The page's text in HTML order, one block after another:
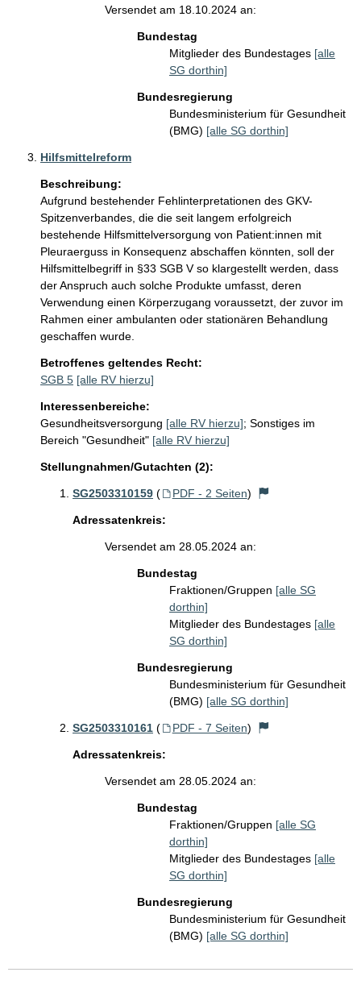
Versendet am 18.10.2024 an:
Bundestag
Mitglieder des Bundestages [alle
SG dorthin]
Bundesregierung
Bundesministerium für Gesundheit
(BMG) [alle SG dorthin]
Hilfsmittelreform
Beschreibung:
Aufgrund bestehender Fehlinterpretationen des GKV-
Spitzenverbandes, die die seit langem erfolgreich
bestehende Hilfsmittelversorgung von Patient:innen mit
Pleuraerguss in Konsequenz abschaffen könnten, soll der
Hilfsmittelbegriff in §33 SGB V so klargestellt werden, dass
der Anspruch auch solche Produkte umfasst, deren
Verwendung einen Körperzugang voraussetzt, der zuvor im
Rahmen einer ambulanten oder stationären Behandlung
geschaffen wurde.
Betroffenes geltendes Recht:
SGB 5 [alle RV hierzu]
Interessenbereiche:
Gesundheitsversorgung [alle RV hierzu]; Sonstiges im
Bereich "Gesundheit" [alle RV hierzu]
Stellungnahmen/Gutachten (2):
SG2503310159 ( PDF - 2 Seiten)
Adressatenkreis:
Versendet am 28.05.2024 an:
Bundestag
Fraktionen/Gruppen [alle SG
dorthin]
Mitglieder des Bundestages [alle
SG dorthin]
Bundesregierung
Bundesministerium für Gesundheit
(BMG) [alle SG dorthin]
SG2503310161 ( PDF - 7 Seiten)
Adressatenkreis:
Versendet am 28.05.2024 an:
Bundestag
Fraktionen/Gruppen [alle SG
dorthin]
Mitglieder des Bundestages [alle
SG dorthin]
Bundesregierung
Bundesministerium für Gesundheit
(BMG) [alle SG dorthin]